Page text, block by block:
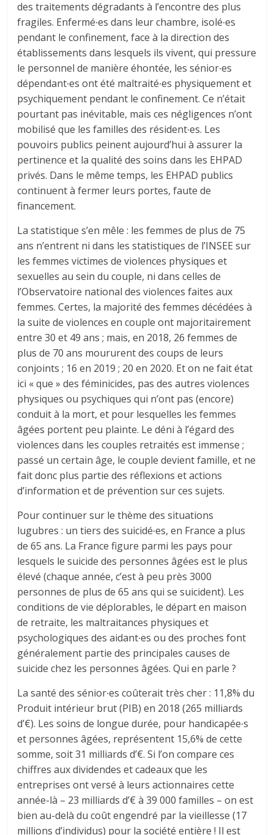
des traitements dégradants à l’encontre des plus
fragiles. Enfermé∙es dans leur chambre, isolé∙es
pendant le confinement, face à la direction des
établissements dans lesquels ils vivent, qui pressure
le personnel de manière éhontée, les sénior∙es
dépendant∙es ont été maltraité∙es physiquement et
psychiquement pendant le confinement. Ce n’était
pourtant pas inévitable, mais ces négligences n’ont
mobilisé que les familles des résident∙es. Les
pouvoirs publics peinent aujourd’hui à assurer la
pertinence et la qualité des soins dans les EHPAD
privés. Dans le même temps, les EHPAD publics
continuent à fermer leurs portes, faute de
financement.
La statistique s’en mêle : les femmes de plus de 75
ans n’entrent ni dans les statistiques de l’INSEE sur
les femmes victimes de violences physiques et
sexuelles au sein du couple, ni dans celles de
l’Observatoire national des violences faites aux
femmes. Certes, la majorité des femmes décédées à
la suite de violences en couple ont majoritairement
entre 30 et 49 ans ; mais, en 2018, 26 femmes de
plus de 70 ans moururent des coups de leurs
conjoints ; 16 en 2019 ; 20 en 2020. Et on ne fait état
ici « que » des féminicides, pas des autres violences
physiques ou psychiques qui n’ont pas (encore)
conduit à la mort, et pour lesquelles les femmes
âgées portent peu plainte. Le déni à l’égard des
violences dans les couples retraités est immense ;
passé un certain âge, le couple devient famille, et ne
fait donc plus partie des réflexions et actions
d’information et de prévention sur ces sujets.
Pour continuer sur le thème des situations
lugubres : un tiers des suicidé∙es, en France a plus
de 65 ans. La France figure parmi les pays pour
lesquels le suicide des personnes âgées est le plus
élevé (chaque année, c’est à peu près 3000
personnes de plus de 65 ans qui se suicident). Les
conditions de vie déplorables, le départ en maison
de retraite, les maltraitances physiques et
psychologiques des aidant∙es ou des proches font
généralement partie des principales causes de
suicide chez les personnes âgées. Qui en parle ?
La santé des sénior∙es coûterait très cher : 11,8% du
Produit intérieur brut (PIB) en 2018 (265 milliards
d’€). Les soins de longue durée, pour handicapée∙s
et personnes âgées, représentent 15,6% de cette
somme, soit 31 milliards d’€. Si l’on compare ces
chiffres aux dividendes et cadeaux que les
entreprises ont versé à leurs actionnaires cette
année-là – 23 milliards d’€ à 39 000 familles – on est
bien au-delà du coût engendré par la vieillesse (17
millions d’individus) pour la société entière ! Il est